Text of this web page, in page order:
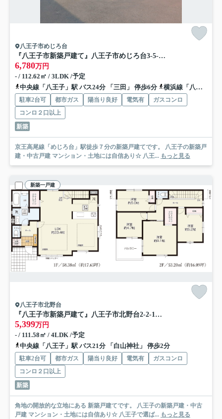
八王子市めじろ台
『八王子市新築戸建て』八王子市めじろ台3-5-1【仲介手数料無料】
6,780万円
- / 112.62㎡ / 3LDK /予定
中央線「八王子」駅 バス24分 「三田」 停歩6分
横浜線「八王子」駅 バス24分 「三田」 停歩6分
駐車2台可 都市ガス 陽当り良好 電気有
ガスコンロ
コンロ２口以上
新築
京王高尾線「めじろ台」駅徒歩７分の新築戸建てです。 八王子の新築戸
建・中古戸建 マンション・土地には自信あり☆ 八王... もっと見る
新築一戸建
八王子市北野台
『八王子市新築戸建て』八王子市北野台2-2-1【仲介手数料無料】 ３４期
5,399万円
- / 111.58㎡ / 4LDK /予定
中央線「八王子」駅 バス21分 「白山神社」 停歩2分
駐車2台可 都市ガス 陽当り良好 電気有
ガスコンロ
コンロ２口以上
新築
角地の開放的な立地にある 新築戸建てです。 八王子の新築戸建・中古
戸建 マンション・土地には自信あり☆ 八王子で選ば... もっと見る